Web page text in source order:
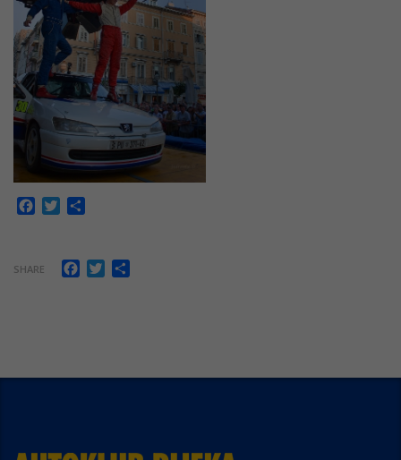
Facebook
Twitter
SHARE Facebook
Twitter